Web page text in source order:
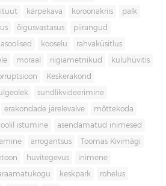
kärpekava koroonakriis palk
õigusvastasus piirangud
kooselu rahvaküsitlus
moraal riigiametnikud kuluhüvitis
Keskerakond
sundlikvideerimine
erakondade järelevalve mõttekoda
istumine asendamatud inimesed
arrogantsus Toomas Kivimägi
huvitegevus inimene
keskpark rohelus